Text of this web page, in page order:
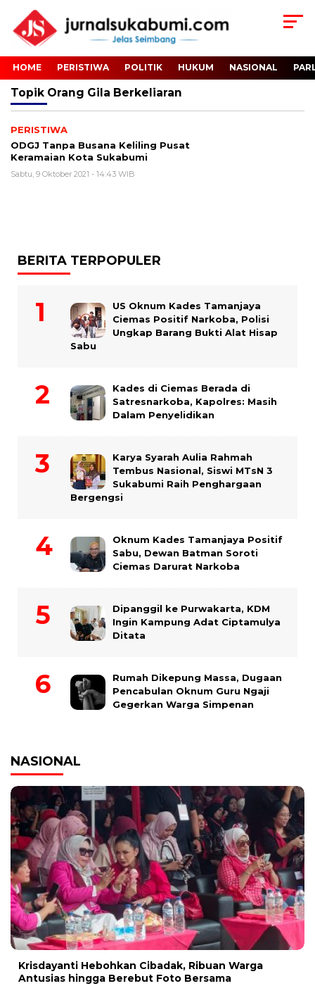
HOME PERISTIWA POLITIK HUKUM NASIONAL
Topik Orang Gila Berkeliaran
PERISTIWA
ODGJ Tanpa Busana Keliling Pusat
Keramaian Kota Sukabumi
Sabtu, 9 Oktober 2021 - 14:43 WIB
BERITA TERPOPULER
US Oknum Kades Tamanjaya
Ciemas Positif Narkoba, Polisi
Ungkap Barang Bukti Alat Hisap
Sabu
Kades di Ciemas Berada di
Satresnarkoba, Kapolres: Masih
Dalam Penyelidikan
Karya Syarah Aulia Rahmah
Tembus Nasional, Siswi MTsN 3
Sukabumi Raih Penghargaan
Bergengsi
Oknum Kades Tamanjaya Positif
Sabu, Dewan Batman Soroti
Ciemas Darurat Narkoba
Dipanggil ke Purwakarta, KDM
Ingin Kampung Adat Ciptamulya
Ditata
Rumah Dikepung Massa, Dugaan
Pencabulan Oknum Guru Ngaji
Gegerkan Warga Simpenan
NASIONAL
Krisdayanti Hebohkan Cibadak, Ribuan Warga
Antusias hingga Berebut Foto Bersama